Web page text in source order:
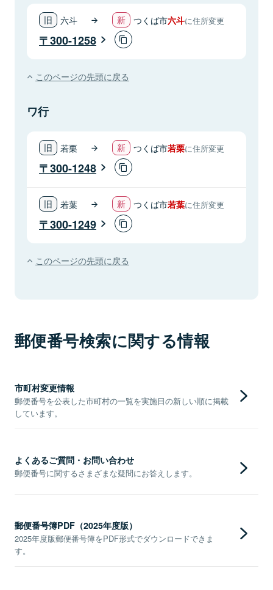
六斗 つくば市六斗に住所変更
300-1258
このページの先頭に戻る
ワ行
若栗 つくば市若栗に住所変更
300-1248
若葉 つくば市若葉に住所変更
300-1249
このページの先頭に戻る
郵便番号検索に関する情報
市町村変更情報
郵便番号を公表した市町村の一覧を実施日の新しい順に掲載
しています。
よくあるご質問・お問い合わせ
郵便番号に関するさまざまな疑問にお答えします。
郵便番号簿PDF（2025年度版）
2025年度版郵便番号簿をPDF形式でダウンロードできま
す。